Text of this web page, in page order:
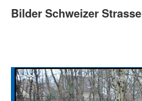
Bilder Schweizer Strasse
1/12